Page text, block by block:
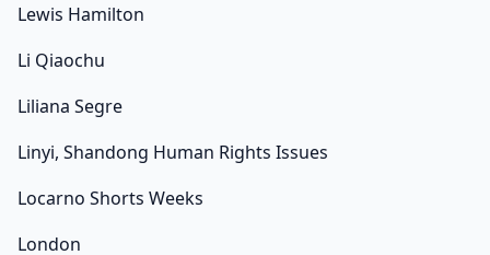
Lewis Hamilton
Li Qiaochu
Liliana Segre
Linyi, Shandong Human Rights Issues
Locarno Shorts Weeks
London